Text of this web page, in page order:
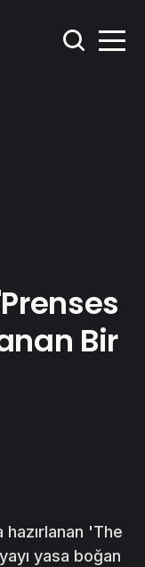
Bir
hazırlanan 'The
yasa boğan